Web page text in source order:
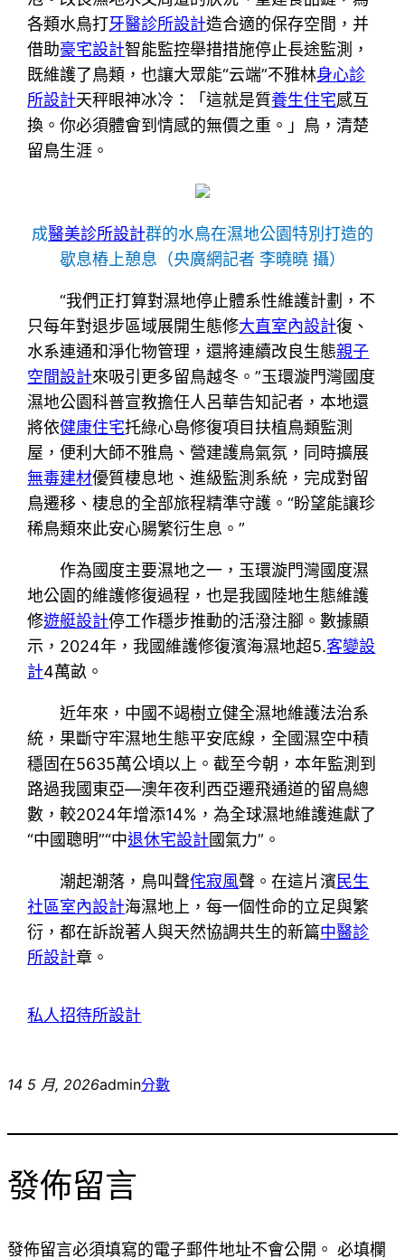
各類水鳥打牙醫診所設計造合適的保存空間，并
借助豪宅設計智能監控舉措措施停止長途監測，
既維護了鳥類，也讓大眾能“云端”不雅林身心診
所設計天秤眼神冰冷：「這就是質養生住宅感互
換。你必須體會到情感的無價之重。」鳥，清楚
留鳥生涯。
成醫美診所設計群的水鳥在濕地公園特別打造的
歇息樁上憩息（央廣網記者 李曉曉 攝）
“我們正打算對濕地停止體系性維護計劃，不
只每年對退步區域展開生態修大直室內設計復、
水系連通和淨化物管理，還將連續改良生態親子
空間設計來吸引更多留鳥越冬。”玉環漩門灣國度
濕地公園科普宣教擔任人呂華告知記者，本地還
將依健康住宅托綠心島修復項目扶植鳥類監測
屋，便利大師不雅鳥、營建護鳥氣氛，同時擴展
無毒建材優質棲息地、進級監測系統，完成對留
鳥遷移、棲息的全部旅程精準守護。“盼望能讓珍
稀鳥類來此安心腸繁衍生息。”
作為國度主要濕地之一，玉環漩門灣國度濕
地公園的維護修復過程，也是我國陸地生態維護
修遊艇設計停工作穩步推動的活潑注腳。數據顯
示，2024年，我國維護修復濱海濕地超5.客變設
計4萬畝。
近年來，中國不竭樹立健全濕地維護法治系
統，果斷守牢濕地生態平安底線，全國濕空中積
穩固在5635萬公頃以上。截至今朝，本年監測到
路過我國東亞—澳年夜利西亞遷飛通道的留鳥總
數，較2024年增添14%，為全球濕地維護進獻了
“中國聰明”“中退休宅設計國氣力”。
潮起潮落，鳥叫聲侘寂風聲。在這片濱民生
社區室內設計海濕地上，每一個性命的立足與繁
衍，都在訴說著人與天然協調共生的新篇中醫診
所設計章。
私人招待所設計
14 5 月, 2026admin分數
發佈留言
發佈留言必須填寫的電子郵件地址不會公開。 必填欄